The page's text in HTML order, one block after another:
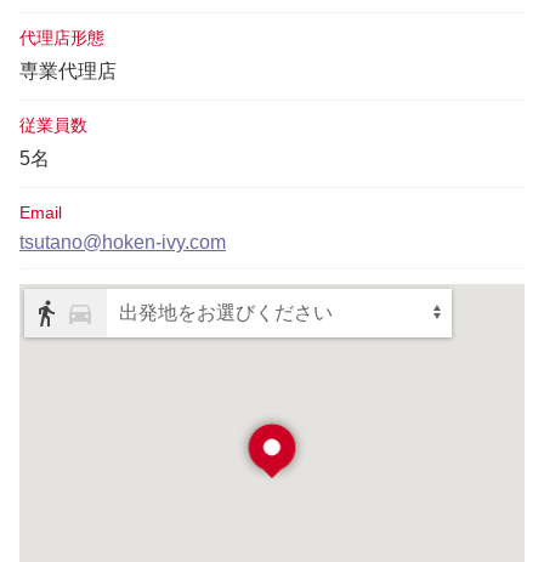
代理店形態
専業代理店
従業員数
5名
Email
tsutano@hoken-ivy.com
出発地をお選びください